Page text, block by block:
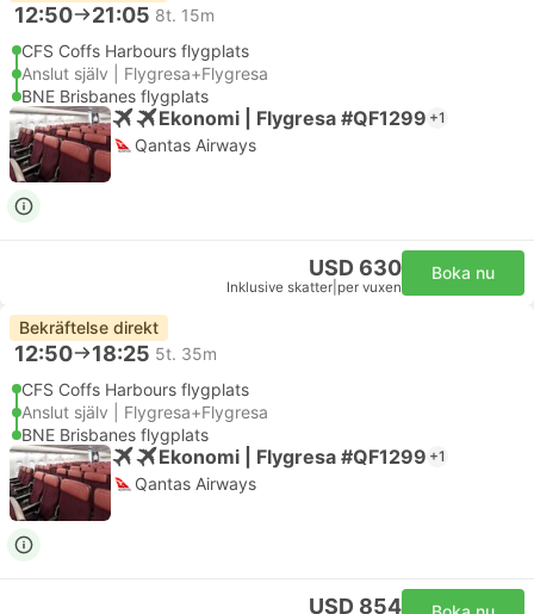
12:50 21:05 8t. 15m
CFS Coffs Harbours flygplats
Anslut själv | Flygresa+Flygresa
BNE Brisbanes flygplats
Ekonomi | Flygresa #QF1299 +1
Qantas Airways
USD 630
Inklusive skatter per vuxen
Boka nu
Bekräftelse direkt
12:50 18:25 5t. 35m
CFS Coffs Harbours flygplats
Anslut själv | Flygresa+Flygresa
BNE Brisbanes flygplats
Ekonomi | Flygresa #QF1299 +1
Qantas Airways
USD 854